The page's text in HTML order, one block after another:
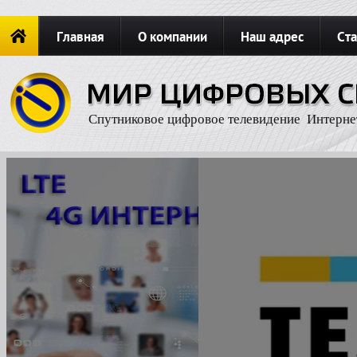
Главная О компании Наш адрес
Новости Карта сайта
Спутниковое цифровое телевидение